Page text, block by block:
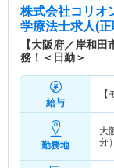
株式会社コリオ
学療法士求人(
【大阪府／岸和
務！＜日勤＞
給与
勤務地
大
分